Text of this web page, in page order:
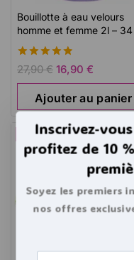
Bouillotte à eau velours
homme et femme 2l –
4.91
de 5
27,90€ 16,90 €
Ajouter au panier
-29%Inscrivez-
profitez de 10
Soyez les premiers
nos offres